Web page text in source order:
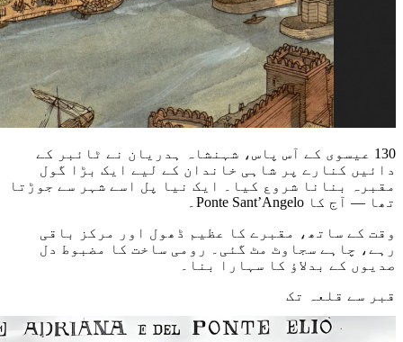
130 عیسوی کے آس پاس، شہنشاہ ہدریان نے ٹائبر کے
دائیں کنارے پر شاہی خاندان کے لیے ایک بڑا گول
مقبرہ بنانا شروع کیا۔ ایک نیا پل اسے شہر سے جوڑتا
تھا — آج کا Ponte Sant’Angelo۔
وقت کے ساتھ، مقبرے کا عظیم ڈھول اور مرکز باقی
رہے، چاہے سجاوٹ مٹ گئی۔ رومی ساخت کا مضبوط دل
صدیوں کے بدلاؤ کا سہارا بنا۔
قبر سے قلعہ تک